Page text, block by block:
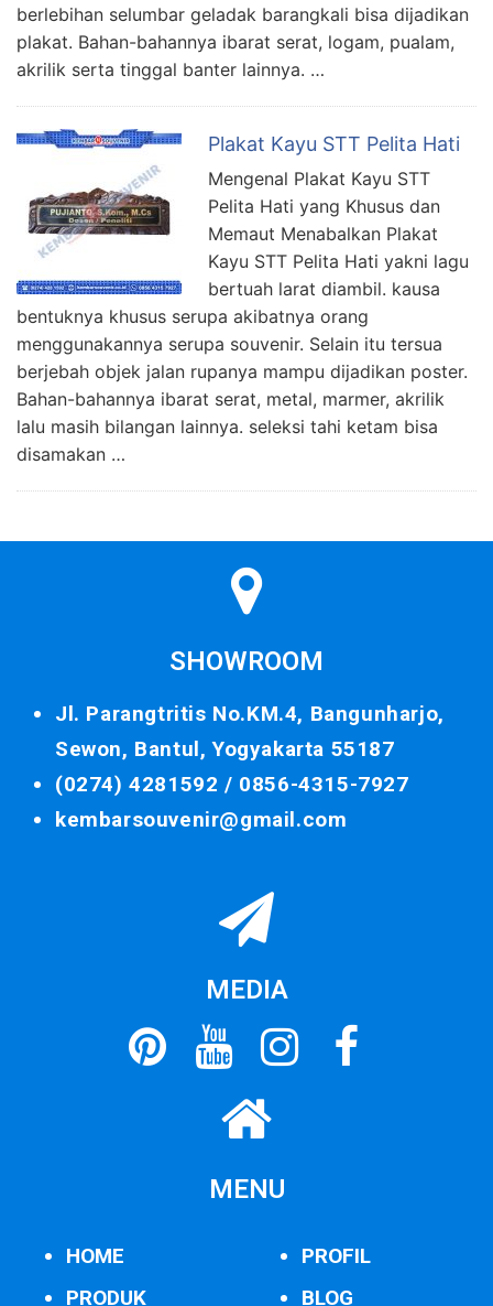
berlebihan selumbar geladak barangkali bisa dijadikan
plakat. Bahan-bahannya ibarat serat, logam, pualam,
akrilik serta tinggal banter lainnya. …
Plakat Kayu STT Pelita Hati
Mengenal Plakat Kayu STT
Pelita Hati yang Khusus dan
Memaut Menabalkan Plakat
Kayu STT Pelita Hati yakni lagu
bertuah larat diambil. kausa
bentuknya khusus serupa akibatnya orang
menggunakannya serupa souvenir. Selain itu tersua
berjebah objek jalan rupanya mampu dijadikan poster.
Bahan-bahannya ibarat serat, metal, marmer, akrilik
lalu masih bilangan lainnya. seleksi tahi ketam bisa
disamakan …
SHOWROOM
Jl. Parangtritis No.KM.4, Bangunharjo,
Sewon, Bantul, Yogyakarta 55187
(0274) 4281592 / 0856-4315-7927
kembarsouvenir@gmail.com
MEDIA
MENU
HOME
PRODUK
PROFIL
BLOG